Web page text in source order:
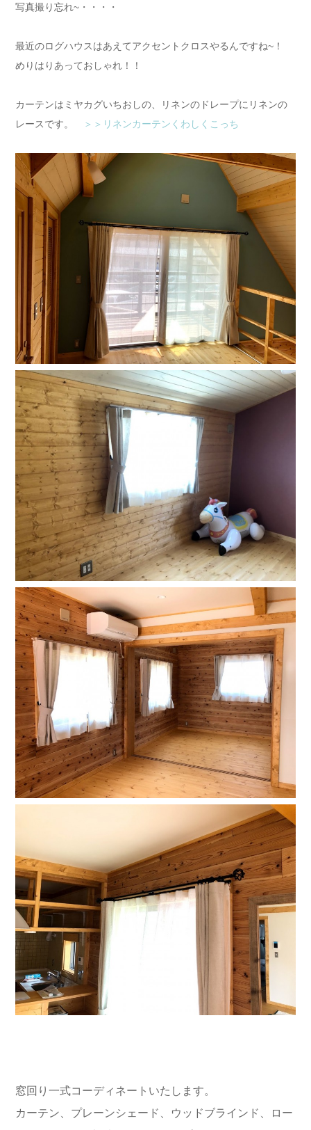
写真撮り忘れ~・・・・
最近のログハウスはあえてアクセントクロスやるんですね~！
めりはりあっておしゃれ！！
カーテンはミヤカグいちおしの、リネンのドレープにリネンの
レースです。
＞＞リネンカーテン くわしくこっち
窓回り一式コーディネートいたします。
カーテン、プレーンシェード、ウッドブラインド、ロー